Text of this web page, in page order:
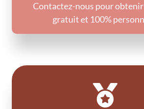
Contactez-nous pour
gratuit et 100%